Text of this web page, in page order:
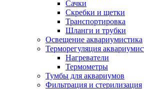
Сачки
Скребки и щетки
Транспортировка
Шланги и трубки
Освещение аквариумистика
Терморегуляция
Нагреватели
Термометры
Тумбы для аквариумов
Фильтрация и стерилизация